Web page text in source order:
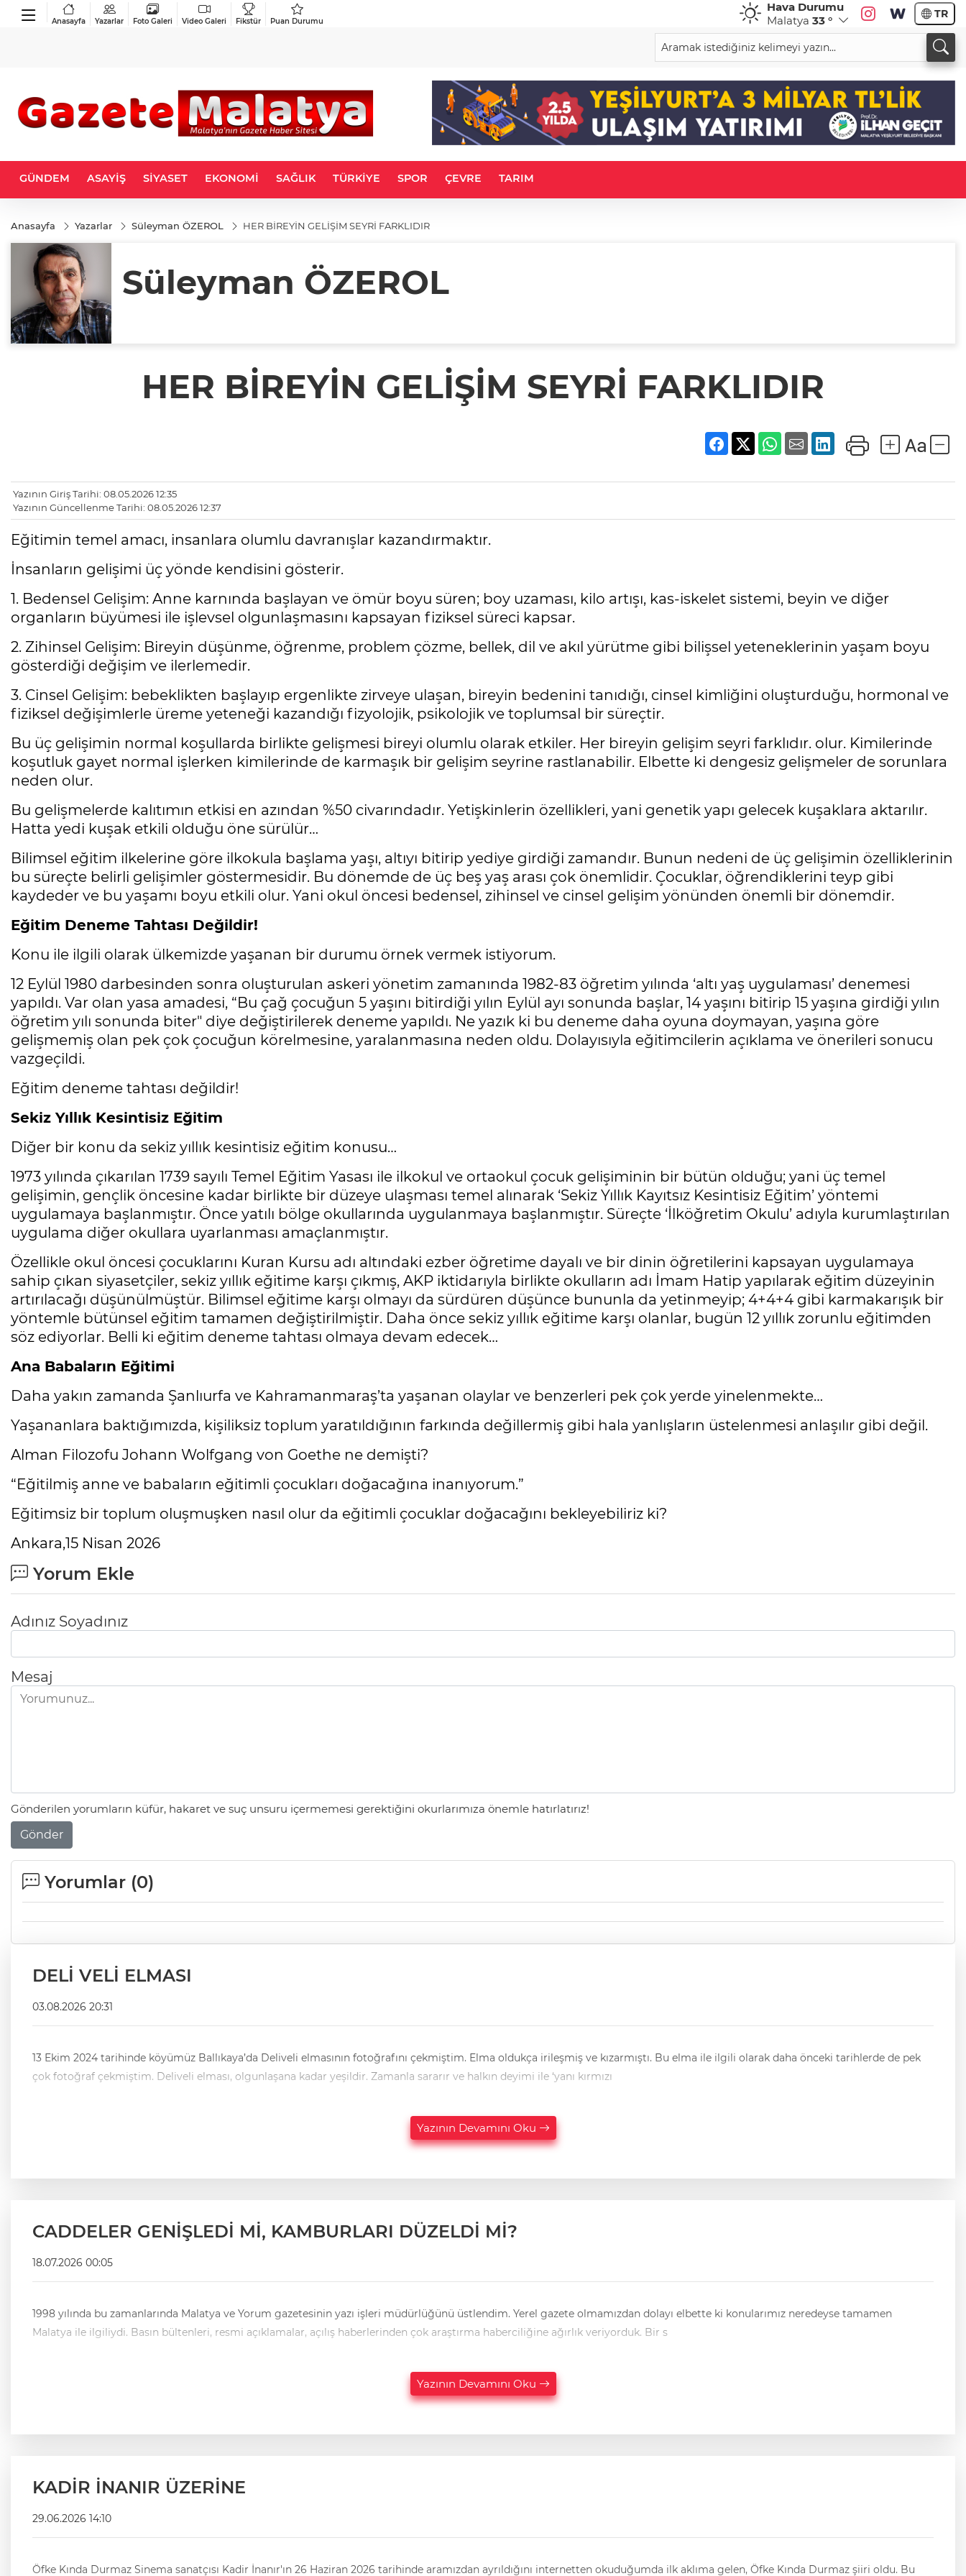
Anasayfa Yazarlar Foto Galeri Video Galeri Fikstür Puan Durumu
Hava Durumu
Malatya 33 ° TR
GÜNDEM ASAYİŞ SİYASET EKONOMİ SAĞLIK TÜRKİYE SPOR ÇEVRE TARIM
Anasayfa Yazarlar Süleyman ÖZEROL HER BİREYİN GELİŞİM SEYRİ FARKLIDIR
Süleyman ÖZEROL
HER BİREYİN GELİŞİM SEYRİ FARKLIDIR
Yazının Giriş Tarihi: 08.05.2026 12:35
Yazının Güncellenme Tarihi: 08.05.2026 12:37
Eğitimin temel amacı, insanlara olumlu davranışlar kazandırmaktır.
İnsanların gelişimi üç yönde kendisini gösterir.
1. Bedensel Gelişim: Anne karnında başlayan ve ömür boyu süren; boy uzaması, kilo artışı, kas-iskelet sistemi, beyin ve diğer
organların büyümesi ile işlevsel olgunlaşmasını kapsayan fiziksel süreci kapsar.
2. Zihinsel Gelişim: Bireyin düşünme, öğrenme, problem çözme, bellek, dil ve akıl yürütme gibi bilişsel yeteneklerinin yaşam boyu
gösterdiği değişim ve ilerlemedir.
3. Cinsel Gelişim: bebeklikten başlayıp ergenlikte zirveye ulaşan, bireyin bedenini tanıdığı, cinsel kimliğini oluşturduğu, hormonal ve
fiziksel değişimlerle üreme yeteneği kazandığı fizyolojik, psikolojik ve toplumsal bir süreçtir.
Bu üç gelişimin normal koşullarda birlikte gelişmesi bireyi olumlu olarak etkiler. Her bireyin gelişim seyri farklıdır. olur. Kimilerinde
koşutluk gayet normal işlerken kimilerinde de karmaşık bir gelişim seyrine rastlanabilir. Elbette ki dengesiz gelişmeler de sorunlara
neden olur.
Bu gelişmelerde kalıtımın etkisi en azından %50 civarındadır. Yetişkinlerin özellikleri, yani genetik yapı gelecek kuşaklara aktarılır.
Hatta yedi kuşak etkili olduğu öne sürülür…
Bilimsel eğitim ilkelerine göre ilkokula başlama yaşı, altıyı bitirip yediye girdiği zamandır. Bunun nedeni de üç gelişimin özelliklerinin
bu süreçte belirli gelişimler göstermesidir. Bu dönemde de üç beş yaş arası çok önemlidir. Çocuklar, öğrendiklerini teyp gibi
kaydeder ve bu yaşamı boyu etkili olur. Yani okul öncesi bedensel, zihinsel ve cinsel gelişim yönünden önemli bir dönemdir.
Eğitim Deneme Tahtası Değildir!
Konu ile ilgili olarak ülkemizde yaşanan bir durumu örnek vermek istiyorum.
12 Eylül 1980 darbesinden sonra oluşturulan askeri yönetim zamanında 1982-83 öğretim yılında ‘altı yaş uygulaması’ denemesi
yapıldı. Var olan yasa amadesi, “Bu çağ çocuğun 5 yaşını bitirdiği yılın Eylül ayı sonunda başlar, 14 yaşını bitirip 15 yaşına girdiği yılın
öğretim yılı sonunda biter" diye değiştirilerek deneme yapıldı. Ne yazık ki bu deneme daha oyuna doymayan, yaşına göre
gelişmemiş olan pek çok çocuğun körelmesine, yaralanmasına neden oldu. Dolayısıyla eğitimcilerin açıklama ve önerileri sonucu
vazgeçildi.
Eğitim deneme tahtası değildir!
Sekiz Yıllık Kesintisiz Eğitim
Diğer bir konu da sekiz yıllık kesintisiz eğitim konusu…
1973 yılında çıkarılan 1739 sayılı Temel Eğitim Yasası ile ilkokul ve ortaokul çocuk gelişiminin bir bütün olduğu; yani üç temel
gelişimin, gençlik öncesine kadar birlikte bir düzeye ulaşması temel alınarak ‘Sekiz Yıllık Kayıtsız Kesintisiz Eğitim’ yöntemi
uygulamaya başlanmıştır. Önce yatılı bölge okullarında uygulanmaya başlanmıştır. Süreçte ‘İlköğretim Okulu’ adıyla kurumlaştırılan
uygulama diğer okullara uyarlanması amaçlanmıştır.
Özellikle okul öncesi çocuklarını Kuran Kursu adı altındaki ezber öğretime dayalı ve bir dinin öğretilerini kapsayan uygulamaya
sahip çıkan siyasetçiler, sekiz yıllık eğitime karşı çıkmış, AKP iktidarıyla birlikte okulların adı İmam Hatip yapılarak eğitim düzeyinin
artırılacağı düşünülmüştür. Bilimsel eğitime karşı olmayı da sürdüren düşünce bununla da yetinmeyip; 4+4+4 gibi karmakarışık bir
yöntemle bütünsel eğitim tamamen değiştirilmiştir. Daha önce sekiz yıllık eğitime karşı olanlar, bugün 12 yıllık zorunlu eğitimden
söz ediyorlar. Belli ki eğitim deneme tahtası olmaya devam edecek…
Ana Babaların Eğitimi
Daha yakın zamanda Şanlıurfa ve Kahramanmaraş’ta yaşanan olaylar ve benzerleri pek çok yerde yinelenmekte…
Yaşananlara baktığımızda, kişiliksiz toplum yaratıldığının farkında değillermiş gibi hala yanlışların üstelenmesi anlaşılır gibi değil.
Alman Filozofu Johann Wolfgang von Goethe ne demişti?
“Eğitilmiş anne ve babaların eğitimli çocukları doğacağına inanıyorum.”
Eğitimsiz bir toplum oluşmuşken nasıl olur da eğitimli çocuklar doğacağını bekleyebiliriz ki?
Ankara,15 Nisan 2026
Yorum Ekle
Adınız Soyadınız
Mesaj
Gönderilen yorumların küfür, hakaret ve suç unsuru içermemesi gerektiğini okurlarımıza önemle hatırlatırız!
Gönder
Yorumlar (0)
DELİ VELİ ELMASI
03.08.2026 20:31
13 Ekim 2024 tarihinde köyümüz Ballıkaya’da Deliveli elmasının fotoğrafını çekmiştim. Elma oldukça irileşmiş ve kızarmıştı. Bu elma ile ilgili olarak daha önceki tarihlerde de pek
çok fotoğraf çekmiştim. Deliveli elması, olgunlaşana kadar yeşildir. Zamanla sararır ve halkın deyimi ile ‘yanı kırmızı
Yazının Devamını Oku
CADDELER GENİŞLEDİ Mİ, KAMBURLARI DÜZELDİ Mİ?
18.07.2026 00:05
1998 yılında bu zamanlarında Malatya ve Yorum gazetesinin yazı işleri müdürlüğünü üstlendim. Yerel gazete olmamızdan dolayı elbette ki konularımız neredeyse tamamen
Malatya ile ilgiliydi. Basın bültenleri, resmi açıklamalar, açılış haberlerinden çok araştırma haberciliğine ağırlık veriyorduk. Bir s
Yazının Devamını Oku
KADİR İNANIR ÜZERİNE
29.06.2026 14:10
Öfke Kında Durmaz Sinema sanatçısı Kadir İnanır'ın 26 Haziran 2026 tarihinde aramızdan ayrıldığını internetten okuduğumda ilk aklıma gelen, Öfke Kında Durmaz şiiri oldu. Bu